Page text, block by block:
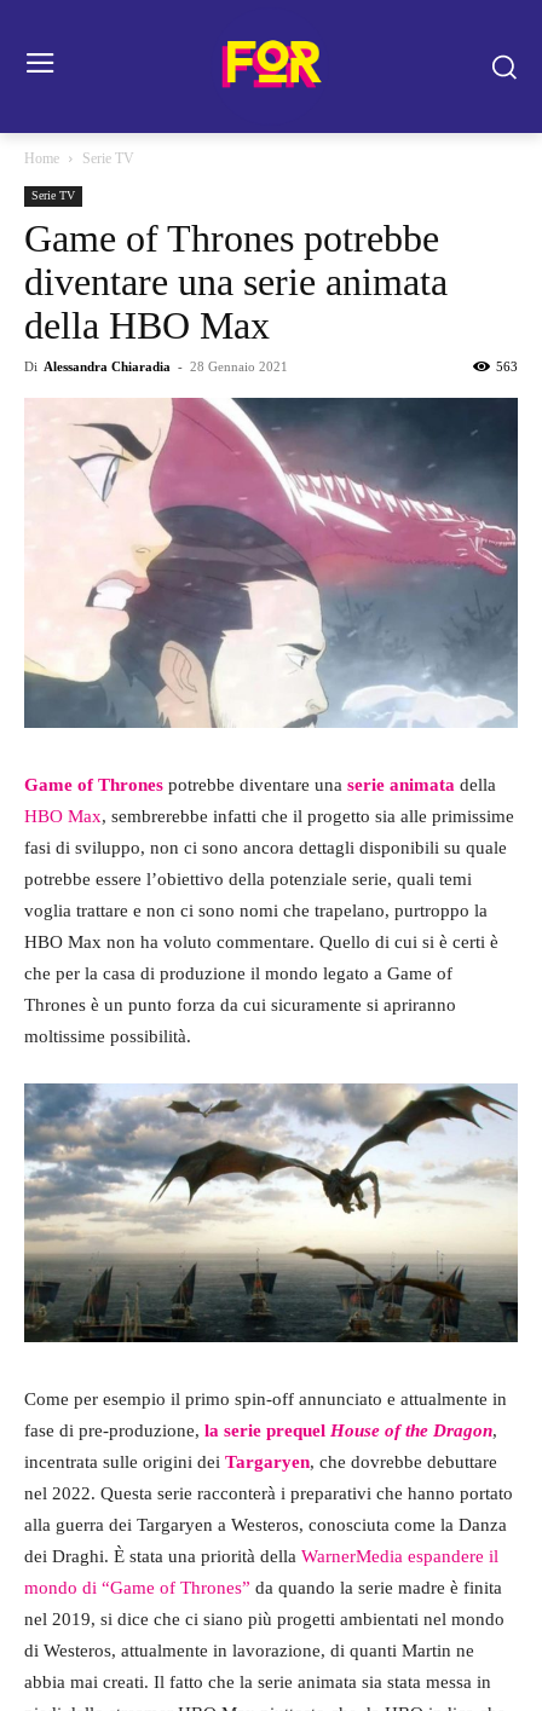
Home Serie TV
Serie TV
Game of Thrones potrebbe
diventare una serie animata
della HBO Max
Di Alessandra Chiaradia - 28 Gennaio 2021 563
Game of Thrones potrebbe diventare una serie animata della
HBO Max, sembrerebbe infatti che il progetto sia alle primissime
fasi di sviluppo, non ci sono ancora dettagli disponibili su quale
potrebbe essere l’obiettivo della potenziale serie, quali temi
voglia trattare e non ci sono nomi che trapelano, purtroppo la
HBO Max non ha voluto commentare. Quello di cui si è certi è
che per la casa di produzione il mondo legato a Game of
Thrones è un punto forza da cui sicuramente si apriranno
moltissime possibilità.
Come per esempio il primo spin-off annunciato e attualmente in
fase di pre-produzione, la serie prequel House of the Dragon,
incentrata sulle origini dei Targaryen, che dovrebbe debuttare
nel 2022. Questa serie racconterà i preparativi che hanno portato
alla guerra dei Targaryen a Westeros, conosciuta come la Danza
dei Draghi. È stata una priorità della WarnerMedia espandere il
mondo di “Game of Thrones” da quando la serie madre è finita
nel 2019, si dice che ci siano più progetti ambientati nel mondo
di Westeros, attualmente in lavorazione, di quanti Martin ne
abbia mai creati. Il fatto che la serie animata sia stata messa in